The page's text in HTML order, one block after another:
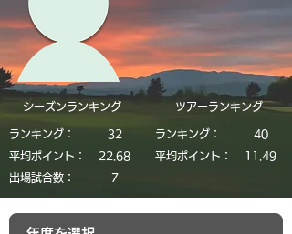
シーズンランキング
ランキング：
32
平均ポイント：
22.68
​出場試合数：
7
​ツアーランキング
ランキング：
40
平均ポイント：
11.49